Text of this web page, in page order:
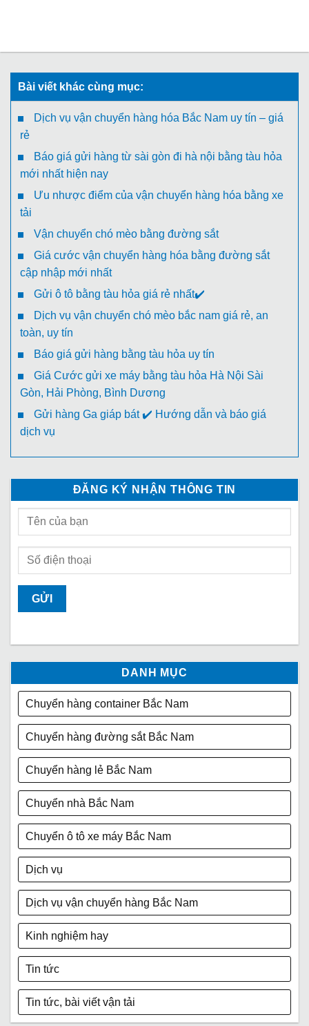
Bài viết khác cùng mục:
Dịch vụ vận chuyển hàng hóa Bắc Nam uy tín – giá
rẻ
Báo giá gửi hàng từ sài gòn đi hà nội bằng tàu hỏa
mới nhất hiện nay
Ưu nhược điểm của vận chuyển hàng hóa bằng xe
tải
Vận chuyển chó mèo bằng đường sắt
Giá cước vận chuyển hàng hóa bằng đường sắt
cập nhập mới nhất
Gửi ô tô bằng tàu hỏa giá rẻ nhất✔️
Dịch vụ vận chuyển chó mèo bắc nam giá rẻ, an
toàn, uy tín
Báo giá gửi hàng bằng tàu hỏa uy tín
Giá Cước gửi xe máy bằng tàu hỏa Hà Nội Sài
Gòn, Hải Phòng, Bình Dương
Gửi hàng Ga giáp bát ✔️ Hướng dẫn và báo giá
dịch vụ
ĐĂNG KÝ NHẬN THÔNG TIN
DANH MỤC
Chuyển hàng container Bắc Nam
Chuyển hàng đường sắt Bắc Nam
Chuyển hàng lẻ Bắc Nam
Chuyển nhà Bắc Nam
Chuyển ô tô xe máy Bắc Nam
Dịch vụ
Dịch vụ vận chuyển hàng Bắc Nam
Kinh nghiệm hay
Tin tức
Tin tức, bài viết vận tải